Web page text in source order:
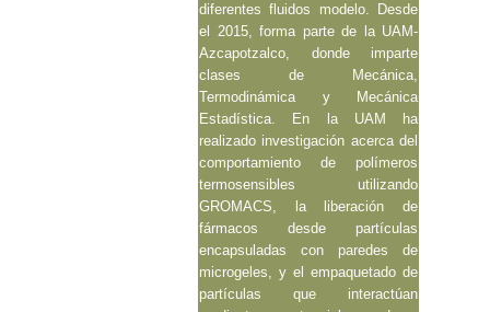
diferentes fluidos modelo. Desde
el 2015, forma parte de la UAM-
Azcapotzalco, donde imparte
clases de Mecánica,
Termodinámica y Mecánica
Estadística. En la UAM ha
realizado investigación acerca del
comportamiento de polímeros
termosensibles utilizando
GROMACS, la liberación de
fármacos desde partículas
encapsuladas con paredes de
microgeles, y el empaquetado de
partículas que interactúan